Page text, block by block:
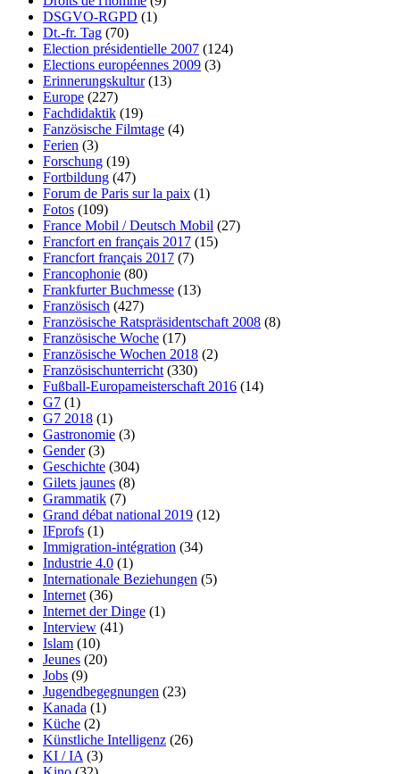
DSGVO-RGPD (1)
Dt.-fr. Tag (70)
Election présidentielle 2007 (124)
Elections européennes 2009 (3)
Erinnerungskultur(13)
Europe (227)
Fachdidaktik (19)
Fanzösische Filmtage (4)
Ferien (3)
Forschung (19)
Fortbildung (47)
Forum de Paris sur la paix (1)
Fotos (109)
France Mobil / Deutsch Mobil (27)
Francfort en français 2017 (15)
Francfort français 2017 (7)
Francophonie (80)
Frankfurter Buchmesse (13)
Französisch (427)
Französische Ratspräsidentschaft 2008 (8)
Französische Woche (17)
Französische Wochen 2018 (2)
Französischunterricht (330)
Fußball-Europameisterschaft 2016 (14)
G7 (1)
G7 2018 (1)
Gastronomie (3)
Gender(3)
Geschichte (304)
Gilets jaunes (8)
Grammatik (7)
Grand débat national 2019 (12)
IFprofs (1)
Immigration-intégration (34)
Industrie 4.0 (1)
Internationale Beziehungen (5)
Internet (36)
Internet der Dinge (1)
Interview (41)
Islam (10)
Jeunes (20)
Jobs (9)
Jugendbegegnungen (23)
Kanada (1)
Küche (2)
Künstliche Intelligenz (26)
KI / IA (3)